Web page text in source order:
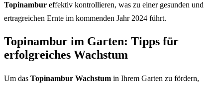
Topinambur effektiv kontrollieren, was zu einer gesunden und
ertragreichen Ernte im kommenden Jahr 2024 führt.
Topinambur im Garten: Tipps für
erfolgreiches Wachstum
Um das Topinambur Wachstum in Ihrem Garten zu fördern,